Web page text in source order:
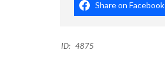
Share on Facebook
ID: 4875